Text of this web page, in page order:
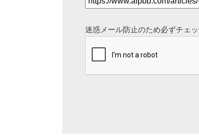
迷惑メール防止のため必ずチェ